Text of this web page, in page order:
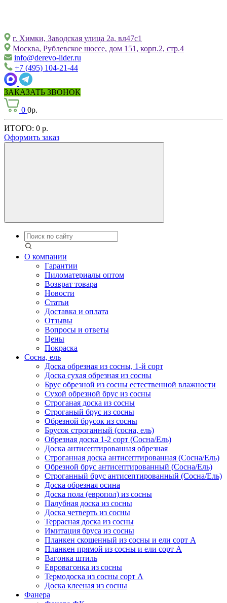
г. Химки, Заводская улица 2а, вл47с1
Москва, Рублевское шоссе, дом 151, корп.2, стр.4
info@derevo-lider.ru
+7 (495) 104-21-44
ЗАКАЗАТЬ ЗВОНОК
0 0р.
ИТОГО: 0 р.
Оформить заказ
О компании
Гарантии
Пиломатериалы оптом
Возврат товара
Новости
Статьи
Доставка и оплата
Отзывы
Вопросы и ответы
Цены
Покраска
Сосна, ель
Доска обрезная из сосны, 1-й сорт
Доска сухая обрезная из сосны
Брус обрезной из сосны естественной влажности
Сухой обрезной брус из сосны
Строганая доска из сосны
Строганый брус из сосны
Обрезной брусок из сосны
Брусок строганный (сосна, ель)
Обрезная доска 1-2 сорт (Сосна/Ель)
Доска антисептированная обрезная
Строганная доска антисептированная (Сосна/Ель)
Обрезной брус антисептированный (Сосна/Ель)
Строганный брус антисептированный (Сосна/Ель)
Доска обрезная осина
Доска пола (европол) из сосны
Палубная доска из сосны
Доска четверть из сосны
Террасная доска из сосны
Имитация бруса из сосны
Планкен скошенный из сосны и ели cорт А
Планкен прямой из сосны и ели cорт А
Вагонка штиль
Евровагонка из сосны
Термодоска из сосны сорт А
Доска клееная из сосны
Фанера